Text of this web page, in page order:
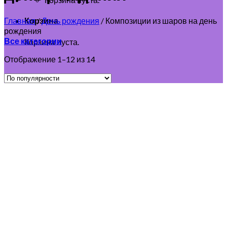
Корзина
Корзина пуста.
Главная/День рождения / Композиции из шаров на день
рождения
Все категории
Отображение 1–12 из 14